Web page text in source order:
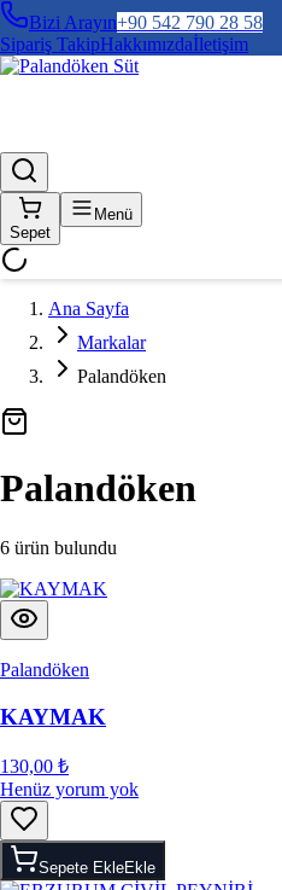
Bizi Arayın+90 542 790 28 58
Sipariş TakipHakkımızdaİletişim
Sepet
Menü
Ana Sayfa
Markalar
Palandöken
Palandöken
6 ürün bulundu
Palandöken
KAYMAK
130,00 ₺
Henüz yorum yok
Sepete EkleEkle